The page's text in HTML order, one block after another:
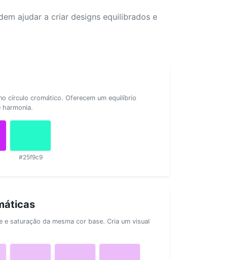
ajudar a criar designs equilibrados e
círculo cromático. Oferecem um equilíbrio
#25f9c9
e saturação da mesma cor base. Cria um visual